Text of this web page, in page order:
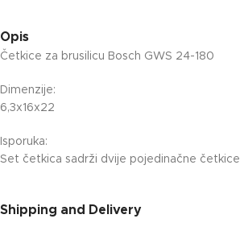
Opis
Četkice za brusilicu Bosch GWS 24-180
Dimenzije:
6,3x16x22
Isporuka:
Set četkica sadrži dvije pojedinačne četkice
Shipping and Delivery